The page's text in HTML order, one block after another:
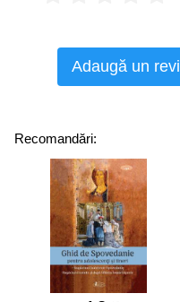
Adaugă un
Recomandări: